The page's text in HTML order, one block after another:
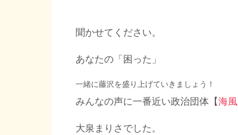
聞かせてください。
あなたの「困った」
一緒に藤沢を盛り上げていきましょう！
みんなの声に一番近い政治団体【海風
大泉まりさでした。